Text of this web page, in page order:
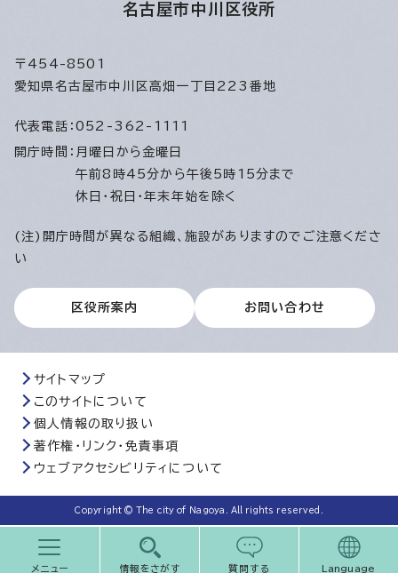
メニュー 情報をさがす 質問する Language
名古屋市中川区役所
〒454-8501
愛知県名古屋市中川区高畑一丁目223番地
代表電話： 052-362-1111
開庁時間： 月曜日から金曜日
午前8時45分から午後5時15分まで
休日・祝日・年末年始を除く
(注)開庁時間が異なる組織、施設がありますのでご注意くださ
い
区役所案内 お問い合わせ
サイトマップ
このサイトについて
個人情報の取り扱い
著作権・リンク・免責事項
ウェブアクセシビリティについて
Copyright © The city of Nagoya. All rights reserved.